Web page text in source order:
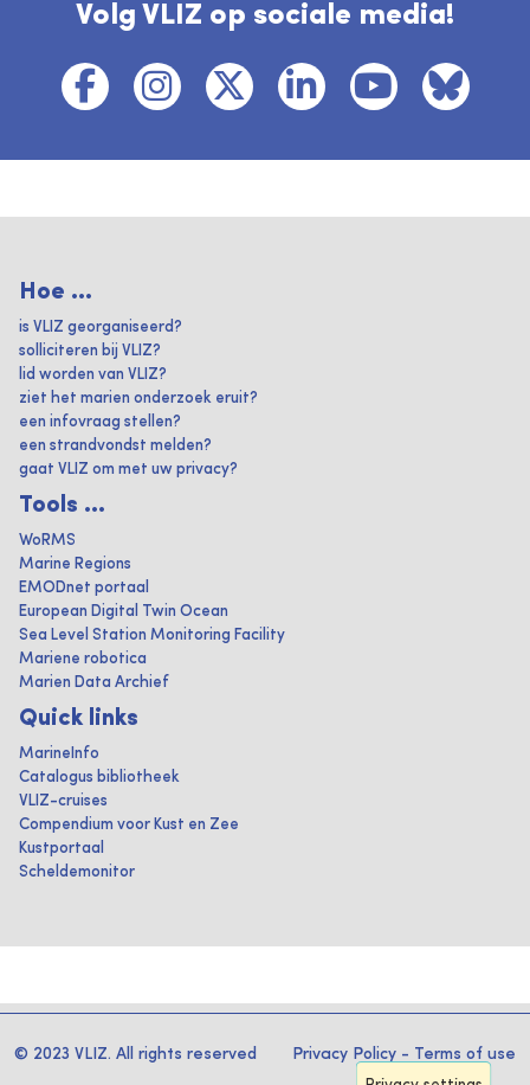
Volg VLIZ op sociale media!
Hoe ...
is VLIZ georganiseerd?
solliciteren bij VLIZ?
lid worden van VLIZ?
ziet het marien onderzoek eruit?
een infovraag stellen?
een strandvondst melden?
gaat VLIZ om met uw privacy?
Tools ...
WoRMS
Marine Regions
EMODnet portaal
European Digital Twin Ocean
Sea Level Station Monitoring Facility
Mariene robotica
Marien Data Archief
Quick links
MarineInfo
Catalogus bibliotheek
VLIZ-cruises
Compendium voor Kust en Zee
Kustportaal
Scheldemonitor
© 2023 VLIZ. All rights reserved Privacy Policy - Terms of use